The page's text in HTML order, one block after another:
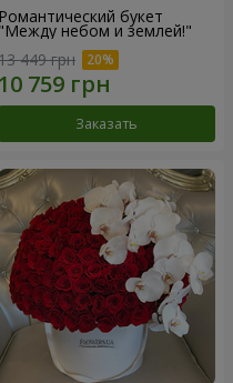
Романтический букет
"Между небом и землей!"
449 грн
Заказать